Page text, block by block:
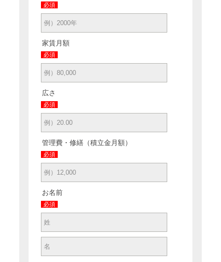
必須
家賃月額
必須
広さ
必須
管理費・修繕（積立金月額）
必須
お名前
必須